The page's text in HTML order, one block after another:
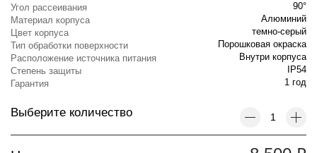
Угол рассеивания
90°
Материал корпуса
Алюминий
Цвет корпуса
темно-серый
Тип обработки поверхности
Порошковая окраска
Расположение источника питания
Внутри корпуса
Степень защиты
IP54
Гарантия
1 год
Выберите количество